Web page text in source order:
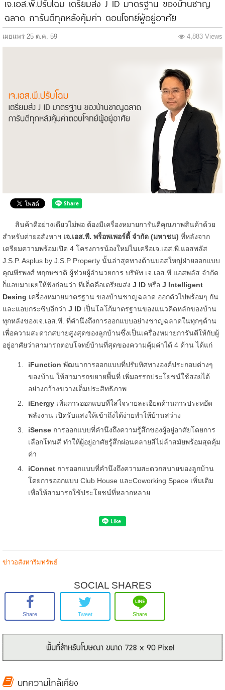
ฉลาด การันตีทุกหลังคุ้มค่า ตอบโจทย์ผู้อยู่อาศัย
4,883 Views
เผยแพร่ 25 ต.ค. 59
สินค้าดีอย่างเดียวไม่พอ ต้องมีเครื่องหมายการันตีคุณภาพสินค้าด้วย
สำหรับค่ายอสังหาฯ เจ.เอส.พี. พร็อพเพอร์ตี้ จำกัด (มหาชน) ที่หลังจาก
เตรียมความพร้อมเปิด 4 โครงการน้องใหม่ในเครือเจ.เอส.พี.แอสพลัส
J.S.P. Asplus by J.S.P Property นั้นล่าสุดทางด้านบอสใหญ่ฝ่ายออกแบบ
คุณพีรพงศ์ พฤกษชาติ ผู้ช่วยผู้อำนวยการ บริษัท เจ.เอส.พี แอสพลัส จำกัด
ก็แอบมาเผยให้ฟังก่อนว่า ทีเด็ดคือเตรียมส่ง J ID หรือ J Intelligent
Desing เครื่องหมายมาตรฐาน ของบ้านชาญฉลาด ออกตัวไปพร้อมๆ กัน
และแอบกระซิบอีกว่า J ID เป็นโลโก้มาตรฐานของแนวคิดหลักของบ้าน
ทุกหลังของเจ.เอส.พี. ที่คำนึงถึงการออกแบบอย่างชาญฉลาดในทุกๆด้าน
เพื่อความสะดวกสบายสูงสุดของลูกบ้านซึ่งเป็นเครื่องหมายการันตีให้กับผู้
อยู่อาศัยว่าสามารถตอบโจทย์บ้านที่สุดของความคุ้มค่าได้ 4 ด้าน ได้แก่
iFunction พัฒนาการออกแบบที่ปรับทิศทางองค์ประกอบต่างๆ
ของบ้าน ให้สามารถขยายพื้นที่ เพิ่มอรรถประโยชน์ใช้สอยได้
อย่างกว้างขวางเต็มประสิทธิภาพ
iEnergy เพิ่มการออกแบบที่ใส่ใจรายละเอียดด้านการประหยัด
พลังงาน เปิดรับแสงให้เข้าถึงได้ง่ายทำให้บ้านสว่าง
iSense การออกแบบที่คำนึงถึงความรู้สึกของผู้อยู่อาศัยโดยการ
เลือกโทนสี ทำให้ผู้อยู่อาศัยรู้สึกผ่อนคลายสีไม่ล้าสมัยพร้อมสุดคุ้ม
ค่า
iConnet การออกแบบที่คำนึงถึงความสะดวกสบายของลูกบ้าน
โดยการออกแบบ Club House และCoworking Space เพิ่มเติม
เพื่อให้สามารถใช้ประโยชน์ที่หลากหลาย
ข่าวอสังหาริมทรัพย์
SOCIAL SHARES
Share Tweet Share
บทความใกล้เคียง